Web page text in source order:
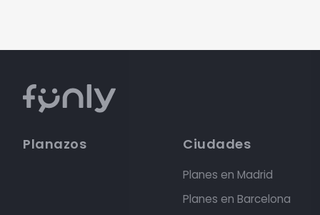
Planazos Ciudades
Planes en Madrid
Planes en Barcelona